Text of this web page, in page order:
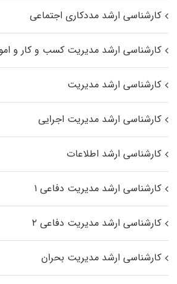
کارشناسی ارشد مددکاری اجتماعی
کارشناسی ارشد مدیریت کسب و کار و
کارشناسی ارشد مدیریت
کارشناسی ارشد مدیریت اجرایی
کارشناسی ارشد اطلاعات
کارشناسی ارشد مدیریت دفاعی ۱
کارشناسی ارشد مدیریت دفاعی ۲
کارشناسی ارشد مدیریت بحران